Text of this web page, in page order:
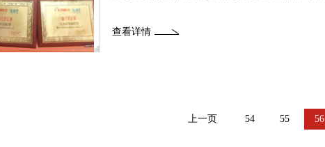
查看详情
上一页 54 55 56